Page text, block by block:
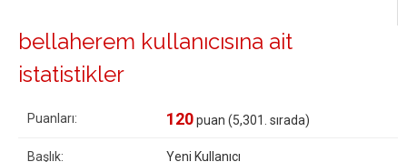
bellaherem kullanıcısına ait
istatistikler
Puanları: 120puan (5,301 . sırada)
Başlık: Yeni Kullanıcı